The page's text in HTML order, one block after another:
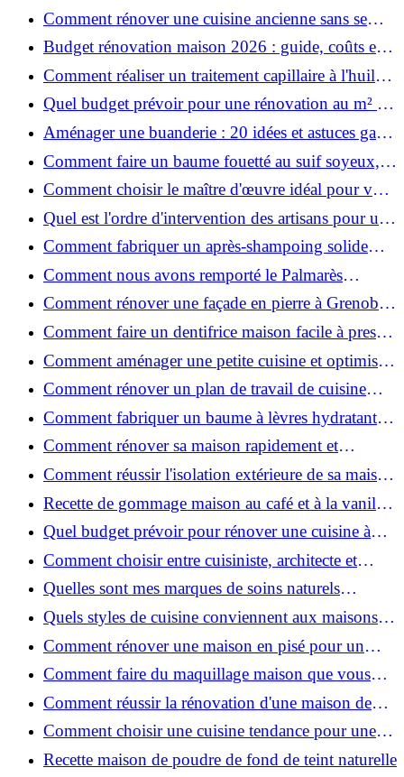
maison ?
Comment rénover une cuisine ancienne sans se
ruiner ?
Budget rénovation maison 2026 : guide, coûts et
astuces
Comment réaliser un traitement capillaire à l'huile
maison efficace ?
Quel budget prévoir pour une rénovation au m² en
2026 ?
Aménager une buanderie : 20 idées et astuces gain
de place pour un espace fonctionnel et stylé
Comment faire un baume fouetté au suif soyeux,
fait maison ?
Comment choisir le maître d'œuvre idéal pour vos
travaux de rénovation ?
Quel est l'ordre d'intervention des artisans pour une
rénovation ?
Comment fabriquer un après-shampoing solide
naturel pour cheveux ?
Comment nous avons remporté le Palmarès
(Ré)HABITER 2025 : les coulisses du projet primé
?
Comment rénover une façade en pierre à Grenoble
: techniques, coûts et conseils
Comment faire un dentifrice maison facile à presser
?
Comment aménager une petite cuisine et optimiser
chaque centimètre carré ?
Comment rénover un plan de travail de cuisine
facilement : guide étape par étape
Comment fabriquer un baume à lèvres hydratant et
naturel au suif ?
Comment rénover sa maison rapidement et
efficacement ?
Comment réussir l'isolation extérieure de sa maison
pour une rénovation performante et durable ?
Recette de gommage maison au café et à la vanille
pour une peau douce
Quel budget prévoir pour rénover une cuisine à
Voiron en 2026 : coûts et aides locales ?
Comment choisir entre cuisiniste, architecte et
contractant général à Voiron ?
Quelles sont mes marques de soins naturels
préférées ?
Quels styles de cuisine conviennent aux maisons et
appartements du Voironnais ?
Comment rénover une maison en pisé pour un
habitat sain et performant ?
Comment faire du maquillage maison que vous
utiliserez vraiment ?
Comment réussir la rénovation d'une maison de
ville en 2026 ?
Comment choisir une cuisine tendance pour une
rénovation en 2026 ?
Recette maison de poudre de fond de teint naturelle